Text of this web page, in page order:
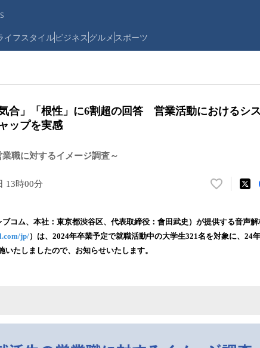
イフスタイルビジネス グルメ スポーツ
合」「根性」に6割超の回答 営業活動におけるシ
ップを実感
職に対するイメージ調査～
13時00分
い
！
数
コム、本社：東京都渋谷区、代表取締役：會田武史）が提供する音声
jp/）は、2024年卒業予定で就職活動中の大学生321名を対象に、24
いたしましたので、お知らせいたします。